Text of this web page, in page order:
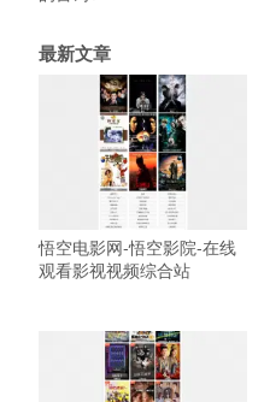
最新文章
悟空电影网-悟空影院-在线
观看影视视频综合站